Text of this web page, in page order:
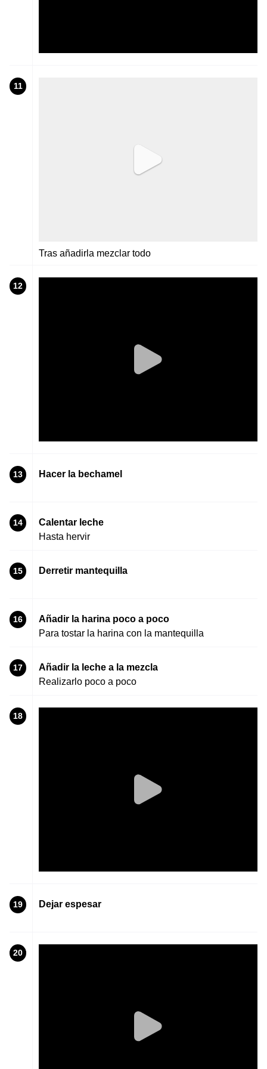
11
Tras añadirla mezclar todo
12
13 Hacer la bechamel
14
Calentar leche
Hasta hervir
15 Derretir mantequilla
16
Añadir la harina poco a poco
Para tostar la harina con la mantequilla
17
Añadir la leche a la mezcla
Realizarlo poco a poco
18
19 Dejar espesar
20